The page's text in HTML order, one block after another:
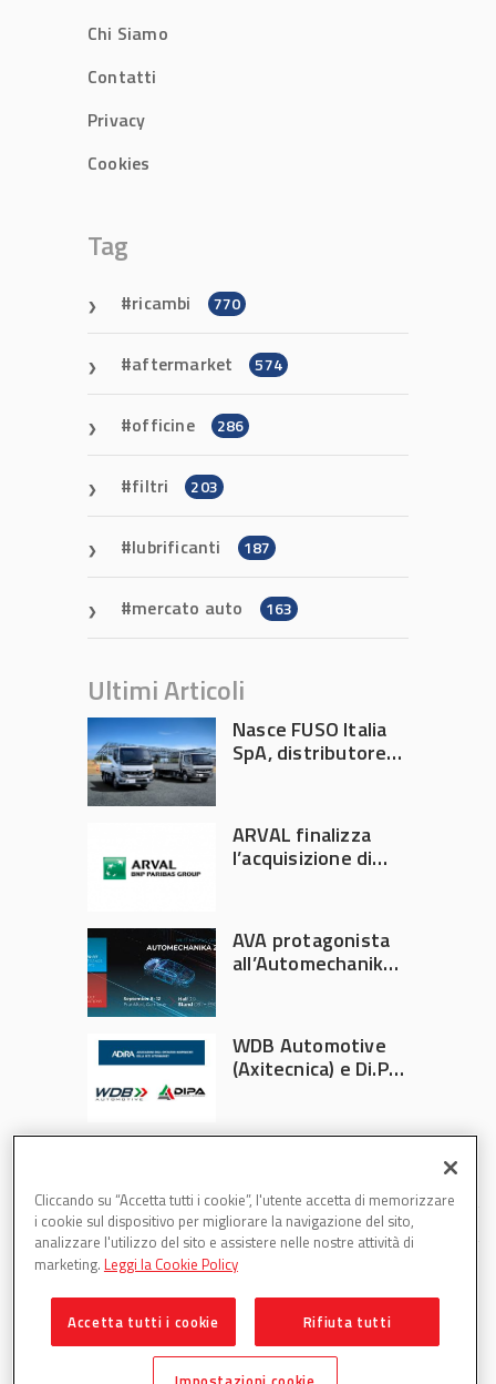
Chi Siamo
Contatti
Privacy
Cookies
Tag
ricambi 770
aftermarket 574
officine 286
filtri 203
lubrificanti 187
mercato auto 163
Ultimi Articoli
Nasce FUSO Italia
SpA, distributore
ARVAL finalizza
l’acquisizione di
AVA protagonista
all’Automechanika
WDB Automotive
(Axitecnica) e Di.Pa.
Partsweb è una testata di DBInformation Spa P.IVA
09293820156
Cliccando su “Accetta tutti i cookie”, l'utente accetta di memorizzare
i cookie sul dispositivo per migliorare la navigazione del sito,
analizzare l'utilizzo del sito e assistere nelle nostre attività di
marketing. Leggi la Cookie Policy
Accetta tutti i cookie Rifiuta tutti